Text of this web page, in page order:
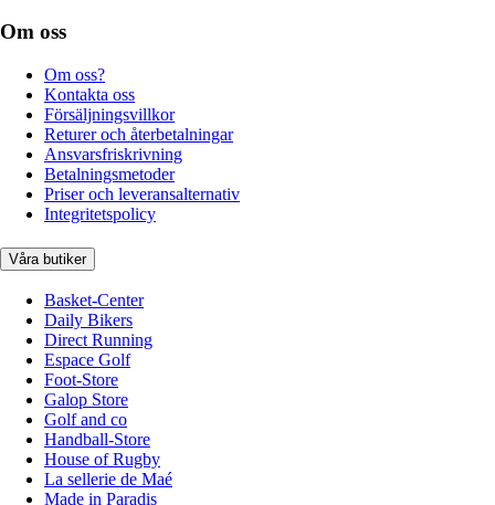
Om oss
Om oss?
Kontakta oss
Försäljningsvillkor
Returer och återbetalningar
Ansvarsfriskrivning
Betalningsmetoder
Priser och leveransalternativ
Integritetspolicy
Våra butiker
Basket-Center
Daily Bikers
Direct Running
Espace Golf
Foot-Store
Galop Store
Golf and co
Handball-Store
House of Rugby
La sellerie de Maé
Made in Paradis